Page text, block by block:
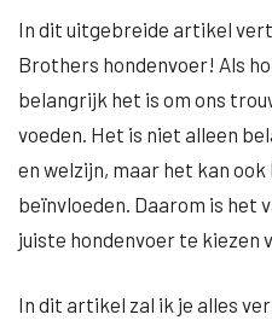
In dit uitgebreide artikel
Brothers hondenvoer! Als
belangrijk het is om ons
voeden. Het is niet alleen
en welzijn, maar het kan
beïnvloeden. Daarom is het
juiste hondenvoer te kiezen
In dit artikel zal ik je alles